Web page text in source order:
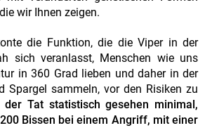
wir Ihnen zeigen.
die Funktion, die die Viper in der
sich veranlasst, Menschen wie uns
in 360 Grad lieben und daher in der
Spargel sammeln, vor den Risiken zu
der Tat statistisch gesehen minimal,
Bissen bei einem Angriff, mit einer